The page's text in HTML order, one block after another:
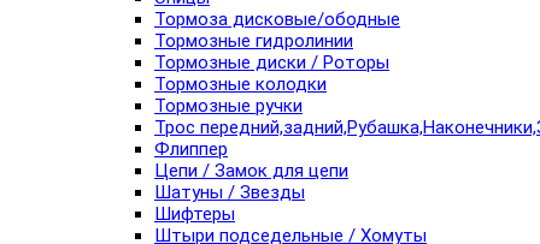
Тормоза дисковые/ободные
Тормозные гидролинии
Тормозные диски / Роторы
Тормозные колодки
Тормозные ручки
Трос
Флиппер
Цепи / Замок для цепи
Шатуны / Звезды
Шифтеры
Штыри подседельные / Хомуты